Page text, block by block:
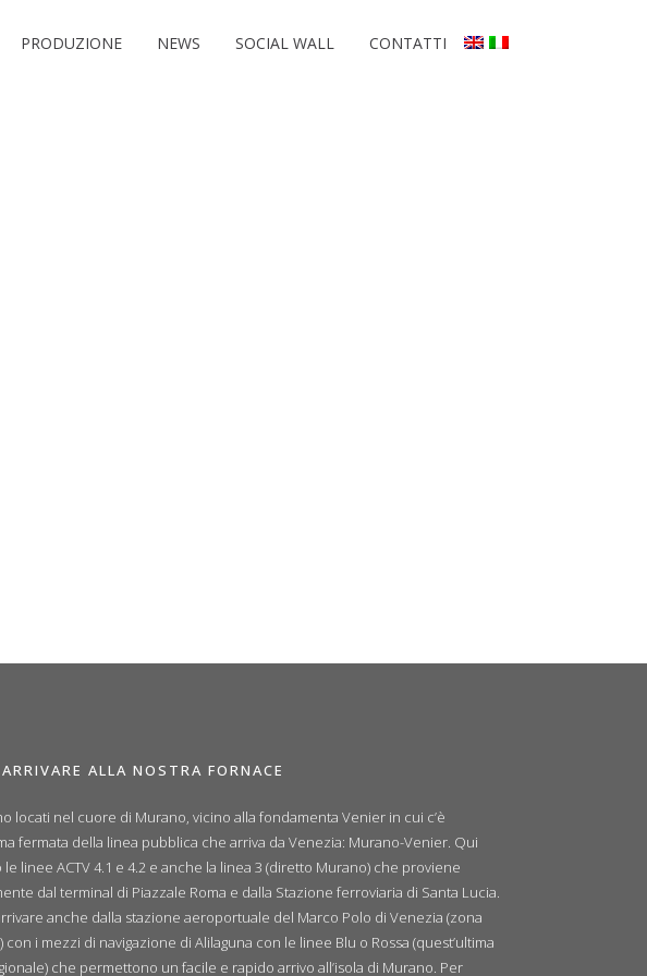
PRODUZIONE NEWS SOCIAL WALL CONTATTI
ALLA NOSTRA FORNACE
locati nel cuore di Murano, vicino alla fondamenta Venier in cui c’è
fermata della linea pubblica che arriva da Venezia: Murano-Venier. Qui
le linee ACTV 4.1 e 4.2 e anche la linea 3 (diretto Murano) che proviene
dal terminal di Piazzale Roma e dalla Stazione ferroviaria di Santa Lucia.
anche dalla stazione aeroportuale del Marco Polo di Venezia (zona
con i mezzi di navigazione di Alilaguna con le linee Blu o Rossa (quest’ultima
che permettono un facile e rapido arrivo all’isola di Murano. Per